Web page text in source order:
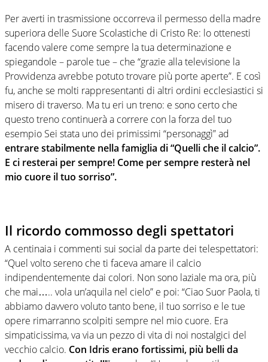
Per averti in trasmissione occorreva il permesso della madre
superiora delle Suore Scolastiche di Cristo Re: lo ottenesti
facendo valere come sempre la tua determinazione e
spiegandole – parole tue – che “grazie alla televisione la
Provvidenza avrebbe potuto trovare più porte aperte”. E così
fu, anche se molti rappresentanti di altri ordini ecclesiastici si
misero di traverso. Ma tu eri un treno: e sono certo che
questo treno continuerà a correre con la forza del tuo
esempio Sei stata uno dei primissimi “personaggì” ad
entrare stabilmente nella famiglia di “Quelli che il calcio”.
E ci resterai per sempre! Come per sempre resterà nel
mio cuore il tuo sorriso”.
Il ricordo commosso degli spettatori
A centinaia i commenti sui social da parte dei telespettatori:
“Quel volto sereno che ti faceva amare il calcio
indipendentemente dai colori. Non sono laziale ma ora, più
che mai….. vola un’aquila nel cielo” e poi: “Ciao Suor Paola, ti
abbiamo davvero voluto tanto bene, il tuo sorriso e le tue
opere rimarranno scolpiti sempre nel mio cuore. Era
simpaticissima, va via un pezzo di vita di noi nostalgici del
vecchio calcio. Con Idris erano fortissimi, più belli da